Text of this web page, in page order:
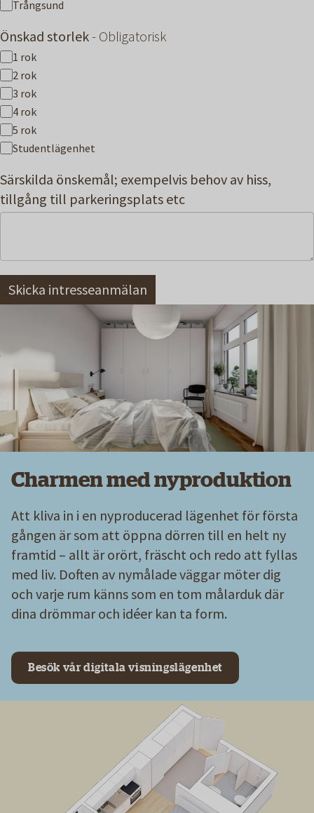
Trångsund
Önskad storlek- Obligatorisk
1 rok
2 rok
3 rok
4 rok
5 rok
Studentlägenhet
Särskilda önskemål; exempelvis behov av hiss,
tillgång till parkeringsplats etc
Charmen med nyproduktion
Att kliva in i en nyproducerad lägenhet för första
gången är som att öppna dörren till en helt ny
framtid – allt är orört, fräscht och redo att fyllas
med liv. Doften av nymålade väggar möter dig
och varje rum känns som en tom målarduk där
dina drömmar och idéer kan ta form.
Besök vår digitala visningslägenhet